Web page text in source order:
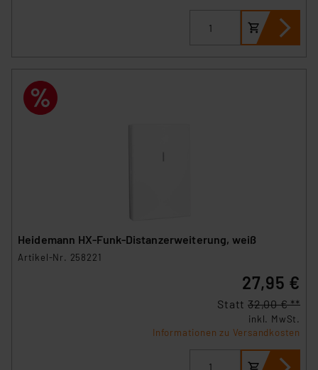
Heidemann HX-Funk-Distanzerweiterung, weiß
Artikel-Nr. 258221
27,95 €
Statt 32,00 € **
inkl. MwSt.
Informationen zu Versandkosten